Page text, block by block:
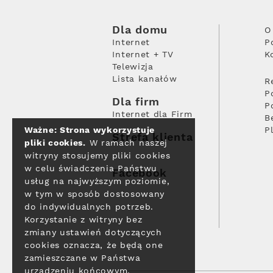
Dla domu
Internet
Internet + TV
Telewizja
Lista kanałów
Dla firm
Internet dla Firm
Strefa klienta
Facebook
Ważne: Strona wykorzystuje
pliki cookies. W ramach naszej
witryny stosujemy pliki cookies
w celu świadczenia Państwu
usług na najwyższym poziomie,
w tym w sposób dostosowany
do indywidualnych potrzeb.
Korzystanie z witryny bez
zmiany ustawień dotyczących
cookies oznacza, że będą one
zamieszczane w Państwa